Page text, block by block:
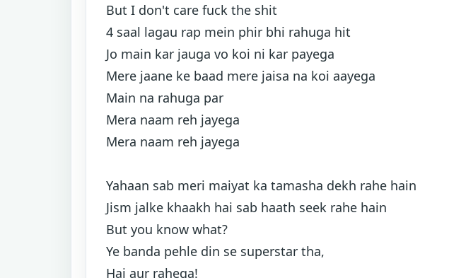
But I don't care fuck the shit
4 saal lagau rap mein phir bhi rahuga hit
Jo main kar jauga vo koi ni kar payega
Mere jaane ke baad mere jaisa na koi aayega
Main na rahuga par
Mera naam reh jayega
Mera naam reh jayega
Yahaan sab meri maiyat ka tamasha dekh rahe hain
Jism jalke khaakh hai sab haath seek rahe hain
But you know what?
Ye banda pehle din se superstar tha,
Hai aur rahega!